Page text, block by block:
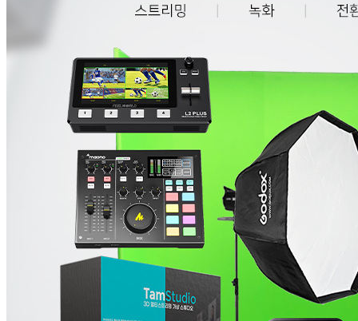
탐투스 3D 가상 탐스튜디오 P500 미니 스